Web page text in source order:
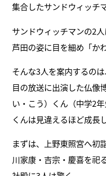
集合したサンドウィッチ
サンドウィッチマンの2
芦田の姿に目を細め「か
そんな3人を案内するの
目の放送に出演した仏像
い・こう）くん（中学2
くんは見違えるほど成長
まずは、上野東照宮へ初
川家康・吉宗・慶喜を祀